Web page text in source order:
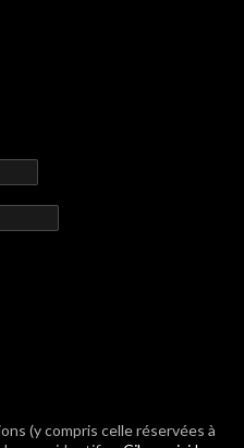
(y compris celle réservées à